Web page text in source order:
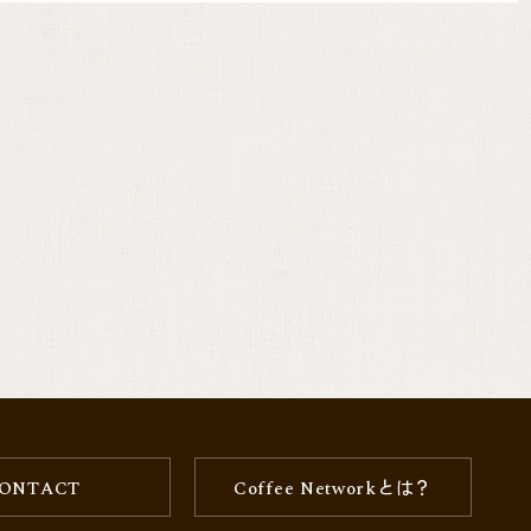
Coffee Networkとは？